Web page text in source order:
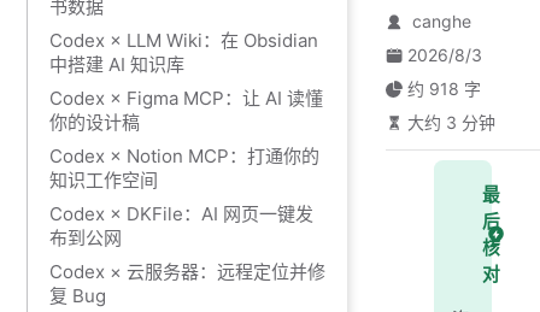
书数据
Codex × LLM Wiki：在 Obsidian
中搭建 AI 知识库
Codex × Figma MCP：让 AI 读懂
你的设计稿
Codex × Notion MCP：打通你的
知识工作空间
Codex × DKFile：AI 网页一键发
布到公网
Codex × 云服务器：远程定位并修
复 Bug
canghe
2026/8/3
约 918 字
大约 3 分钟
最
后
核
对